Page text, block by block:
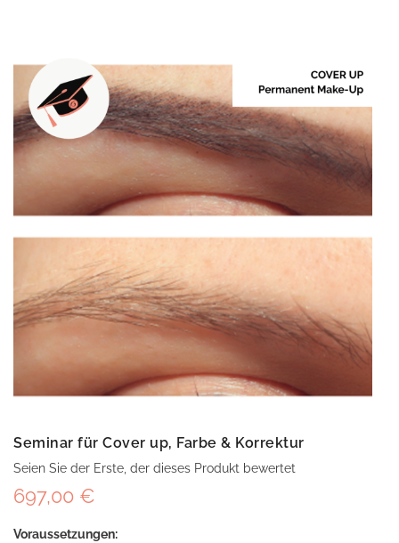
Seminar für Cover up, Farbe & Korrektur
Seien Sie der Erste, der dieses Produkt bewertet
697,00 €
Voraussetzungen: